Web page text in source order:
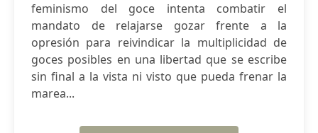
feminismo del goce intenta combatir el
mandato de relajarse gozar frente a la
opresión para reivindicar la multiplicidad de
goces posibles en una libertad que se escribe
sin final a la vista ni visto que pueda frenar la
marea...